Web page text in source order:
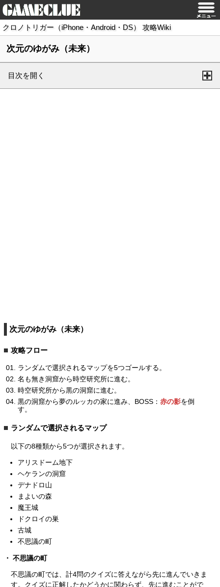
クロノトリガー（iPhone・Android・DS） 攻略Wiki
次元のゆがみ（未来）
目次を開く
次元のゆがみ（未来）
攻略フロー
ランダムで選択されるマップを5つゴールする。
名も無き洞窟から時空研究所に進む。
時空研究所から黒の洞窟に進む。
黒の洞窟から夢のルッカの家に進み、BOSS： 赤の影を倒
す。
ランダムで選択されるマップ
以下の8種類から5つが選択されます。
アリスドーム地下
ヘケランの洞窟
デナドロ山
まよいの森
魔王城
ドクロイの巣
古城
不思議の町
不思議の町
不思議の町では、計4問のクイズに答えながら先に進んでいきま
す。クイズに正解したかどうかに関わらず、先に進むことがで